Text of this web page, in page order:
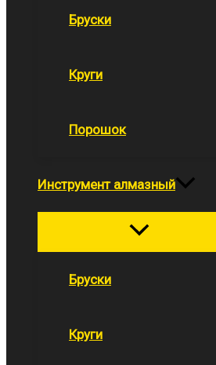
Бруски
Круги
Порошок
Инструмент алмазный
Переключатель
Бруски
Круги